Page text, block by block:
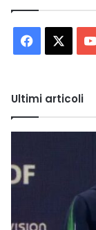
Facebook
Ultimi articoli